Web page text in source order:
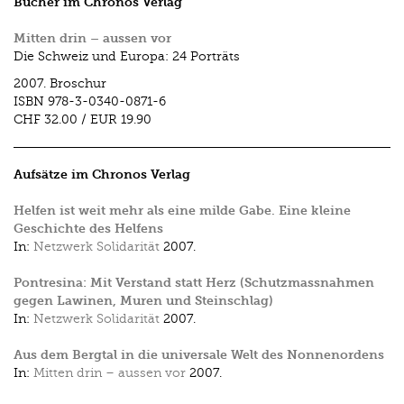
Mitten drin – aussen vor
Die Schweiz und Europa: 24 Porträts
2007. Broschur
ISBN 978-3-0340-0871-6
CHF 32.00 / EUR 19.90
Aufsätze im Chronos Verlag
Helfen ist weit mehr als eine milde Gabe. Eine kleine
Geschichte des Helfens
In: Netzwerk Solidarität 2007.
Pontresina: Mit Verstand statt Herz (Schutzmassnahmen
gegen Lawinen, Muren und Steinschlag)
In: Netzwerk Solidarität 2007.
Aus dem Bergtal in die universale Welt des Nonnenordens
In: Mitten drin – aussen vor 2007.